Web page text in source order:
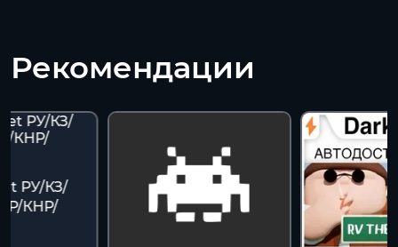
Рекомендации
РУ/КЗ/
КНР/